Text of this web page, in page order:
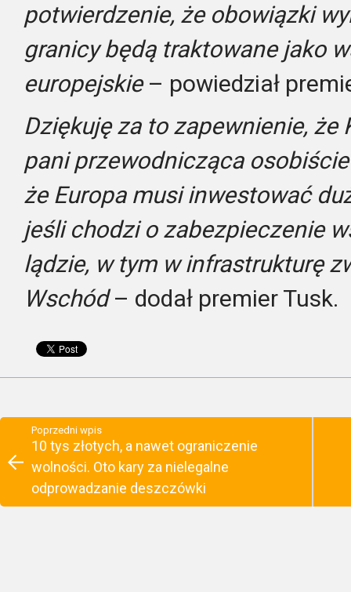
potwierdzenie, że obowiązki
granicy będą traktowane jako
europejskie– powiedział
Dziękuję za to zapewnienie, że
pani przewodnicząca
że Europa musi inwestować
jeśli chodzi o zabezpieczenie
lądzie, w tym w infrastrukturę
Wschód– dodał premier Tusk.
Poprzedni wpis
10 tys złotych, a nawet ograniczenie
wolności. Oto kary za nielegalne
odprowadzanie deszczówki